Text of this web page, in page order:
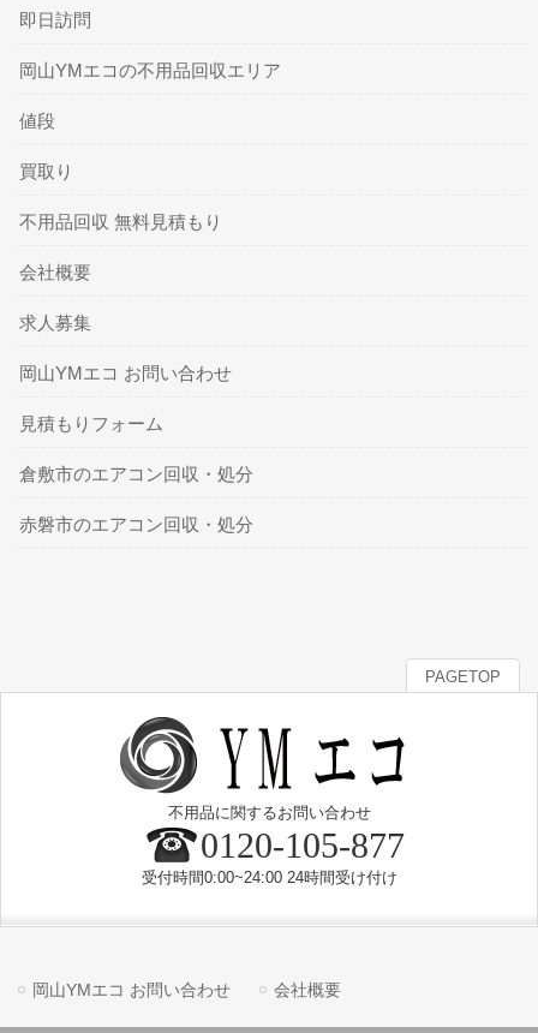
即日訪問
岡山YMエコの不用品回収エリア
値段
買取り
不用品回収 無料見積もり
会社概要
求人募集
岡山YMエコ お問い合わせ
見積もりフォーム
倉敷市のエアコン回収・処分
赤磐市のエアコン回収・処分
PAGETOP
不用品に関するお問い合わせ
0120-105-877
受付時間0:00~24:00 24時間受け付け
岡山YMエコ お問い合わせ 会社概要